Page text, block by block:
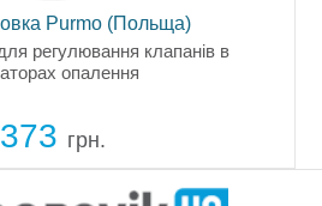
Purmo (Польща)
регулювання клапанів в
опалення
373 грн.